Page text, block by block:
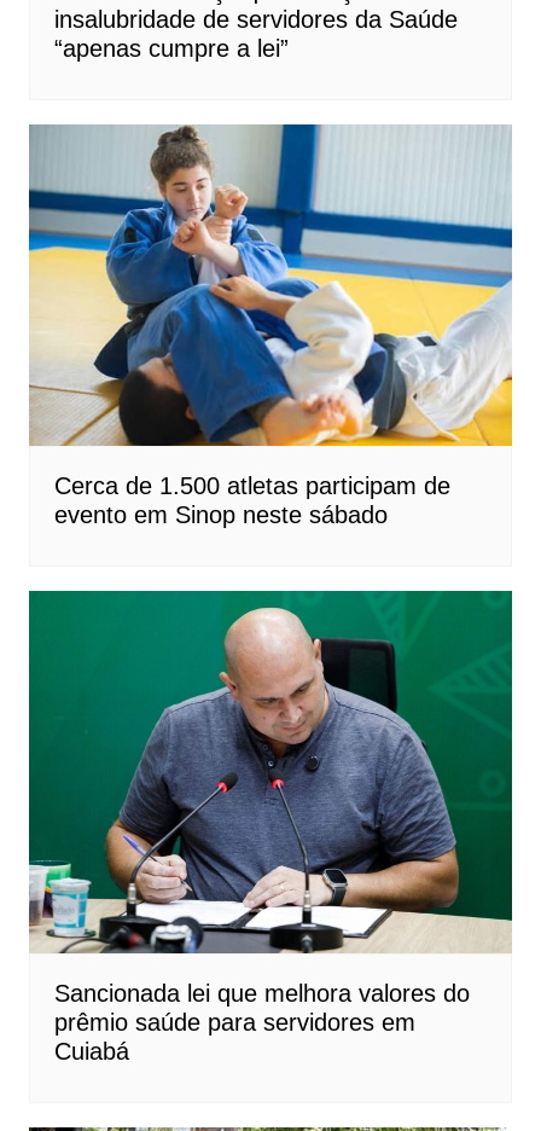
insalubridade de servidores da Saúde
“apenas cumpre a lei”
Cerca de 1.500 atletas participam de
evento em Sinop neste sábado
Sancionada lei que melhora valores do
prêmio saúde para servidores em
Cuiabá